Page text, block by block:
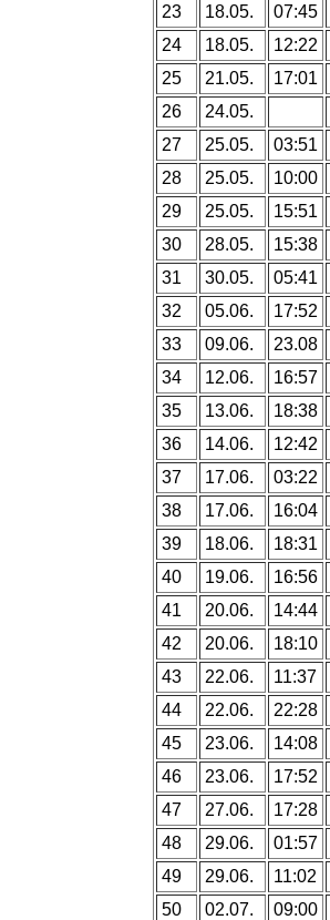
23
18.05. 07:45
24
18.05. 12:22
25
21.05. 17:01
26
24.05.
27
25.05. 03:51
28
25.05. 10:00
29
25.05. 15:51
30
28.05. 15:38
31
30.05. 05:41
32
05.06. 17:52
33
09.06. 23.08
34
12.06. 16:57
35
13.06. 18:38
36
14.06. 12:42
37
17.06. 03:22
38
17.06. 16:04
39
18.06. 18:31
40
19.06. 16:56
41
20.06. 14:44
42
20.06. 18:10
43
22.06. 11:37
44
22.06. 22:28
45
23.06. 14:08
46
23.06. 17:52
47
27.06. 17:28
48
29.06. 01:57
49
29.06. 11:02
50
02.07. 09:00